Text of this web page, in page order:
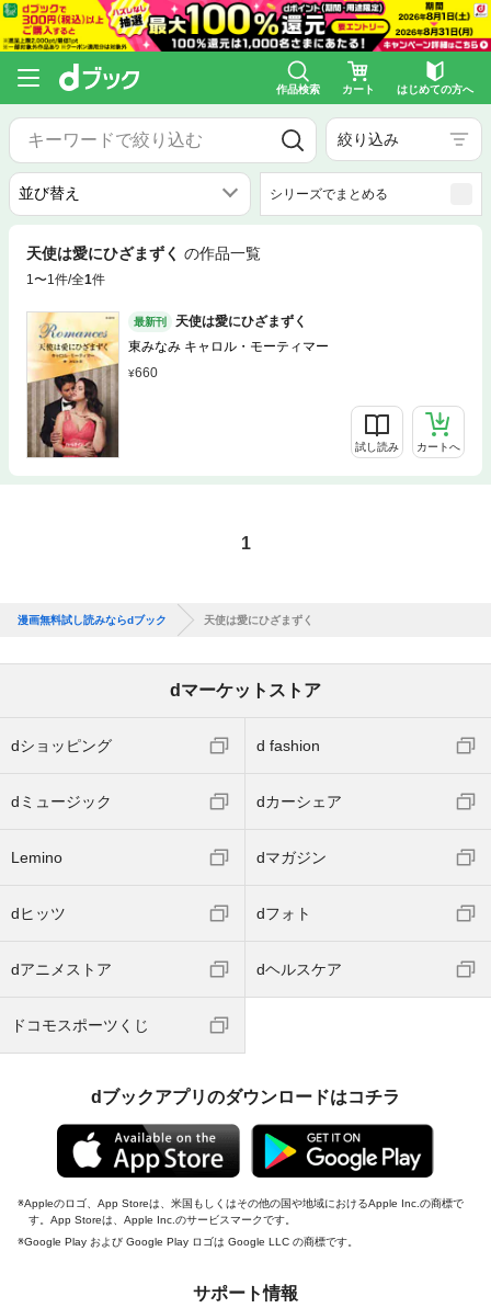
作品検索 カート はじめての方へ
絞り込み
シリーズでまとめる
天使は愛にひざまずく の作品一覧
1〜1件/全1件
最新刊
天使は愛にひざまずく
東みなみ キャロル・モーティマー
660
試し読み カートへ
1
漫画無料試し読みならdブック 天使は愛にひざまずく
dマーケットストア
dショッピング d fashion
dミュージック dカーシェア
Lemino dマガジン
dヒッツ dフォト
dアニメストア dヘルスケア
ドコモスポーツくじ
dブックアプリのダウンロードはコチラ
Appleのロゴ、App Storeは、米国もしくはその他の国や地域におけるApple Inc.の商標で
す。App Storeは、Apple Inc.のサービスマークです。
Google Play および Google Play ロゴは Google LLC の商標です。
サポート情報